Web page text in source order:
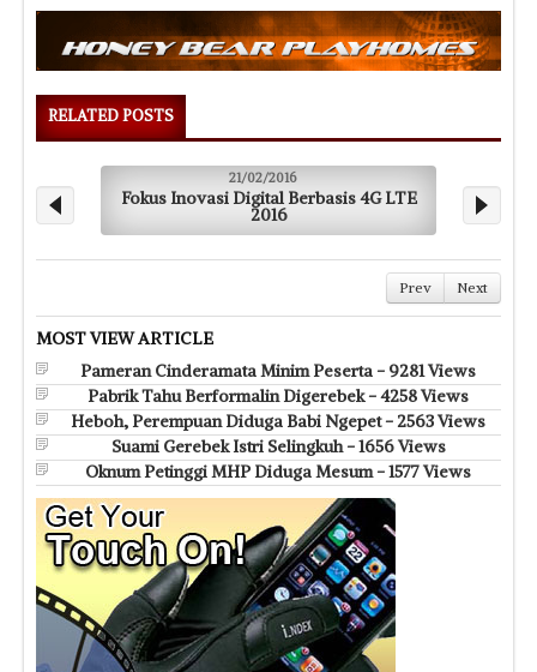
RELATED POSTS
21/02/2016
Fokus Inovasi Digital Berbasis 4G LTE
2016
Prev Next
MOST VIEW ARTICLE
Pameran Cinderamata Minim Peserta - 9281 Views
Pabrik Tahu Berformalin Digerebek - 4258 Views
Heboh, Perempuan Diduga Babi Ngepet - 2563 Views
Suami Gerebek Istri Selingkuh - 1656 Views
Oknum Petinggi MHP Diduga Mesum - 1577 Views